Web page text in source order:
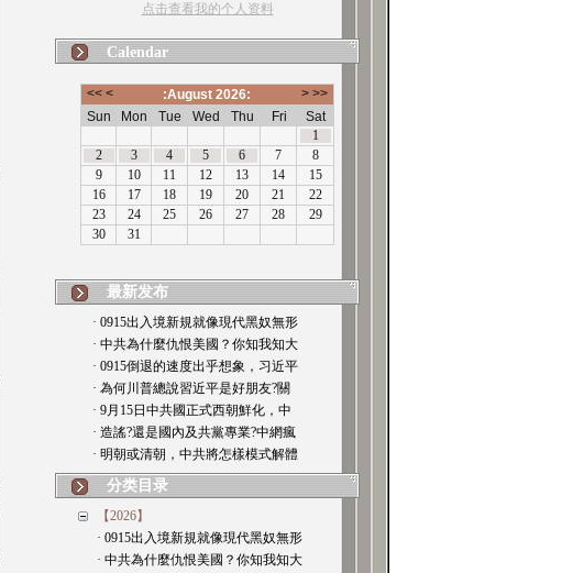
点击查看我的个人资料
Calendar
最新发布
· 0915出入境新規就像現代黑奴無形
· 中共為什麼仇恨美國？你知我知大
· 0915倒退的速度出乎想象，习近平
· 為何川普總說習近平是好朋友?關
· 9月15日中共國正式西朝鮮化，中
· 造謠?還是國內及共黨專業?中網瘋
· 明朝或清朝，中共將怎樣模式解體
分类目录
【2026】
· 0915出入境新規就像現代黑奴無形
· 中共為什麼仇恨美國？你知我知大